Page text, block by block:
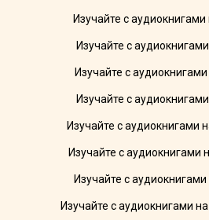
Изучайте с
Изучайте с
Изучайте с
Изучайте с
Изучайте с аудиокнигами
Изучайте с аудиокнигами
Изучайте с
Изучайте с аудиокнигами